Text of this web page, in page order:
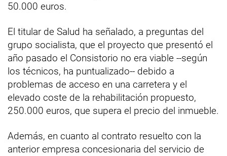
50.000 euros.
El titular de Salud ha señalado, a preguntas del
grupo socialista, que el proyecto que presentó el
año pasado el Consistorio no era viable --según
los técnicos, ha puntualizado-- debido a
problemas de acceso en una carretera y el
elevado coste de la rehabilitación propuesto,
250.000 euros, que supera el precio del inmueble.
Además, en cuanto al contrato resuelto con la
anterior empresa concesionaria del servicio de